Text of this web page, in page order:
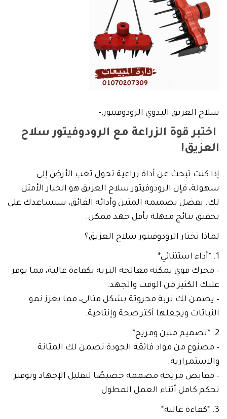
سلاح العزيق اليدوي الرودوفيتور:-
اختبر قوة الزراعة مع الرودوفيتور سلاح
العزيق!
إذا كنت تبحث عن أداة زراعية تحول تعب الأرض إلى
سهولة، فإن الرودوفيتور سلاح العزيق هو الخيار الأمثل
لك. بفضل تصميمه المتين وأدائه الفائق، سيساعدك على
تحقيق نتائج مذهلة بأقل جهد ممكن.
لماذا تختار الرودوفيتور سلاح العزيق؟
1. *أداء استثنائي*
– محرك قوي يمكنه معالجة التربة بكفاءة عالية، مما يوفر
عليك الكثير من الوقت والجهد.
– يضمن لك تربة محروثة بشكل مثالي، مما يعزز نمو
النباتات ويجعلها أكثر صحة وإنتاجية.
2. *تصميم متين ومريح*
– مصنوع من مواد فائقة الجودة تضمن لك المتانة
والاستمرارية.
– مقابض مريحة مصممة خصيصًا لتقليل الإجهاد وتوفير
تحكم كامل أثناء العمل المطول.
3. *كفاءة عالية*